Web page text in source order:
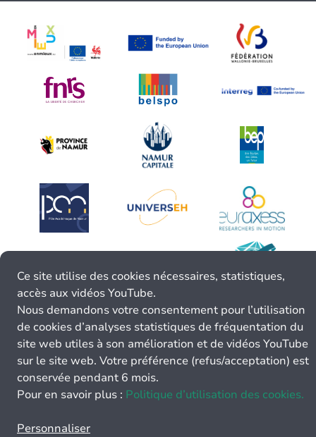
Ce site utilise des cookies nécessaires, statistiques,
accès aux vidéos YouTube.
Nous demandons votre consentement pour l’utilisation
de cookies d’analyses statistiques de fréquentation du
site web utiles à son amélioration et de vidéos YouTube
sur le site web. Votre préférence (refus/acceptation) est
conservée pendant 6 mois.
Pour en savoir plus : Politique d’utilisation des cookies.
Personnaliser